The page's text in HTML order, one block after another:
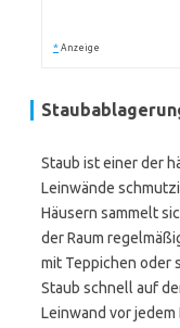
* Anzeige
Staub ist einer der
Leinwände
Häusern sammelt
der Raum
mit Teppichen oder
Staub schnell auf
Leinwand vor